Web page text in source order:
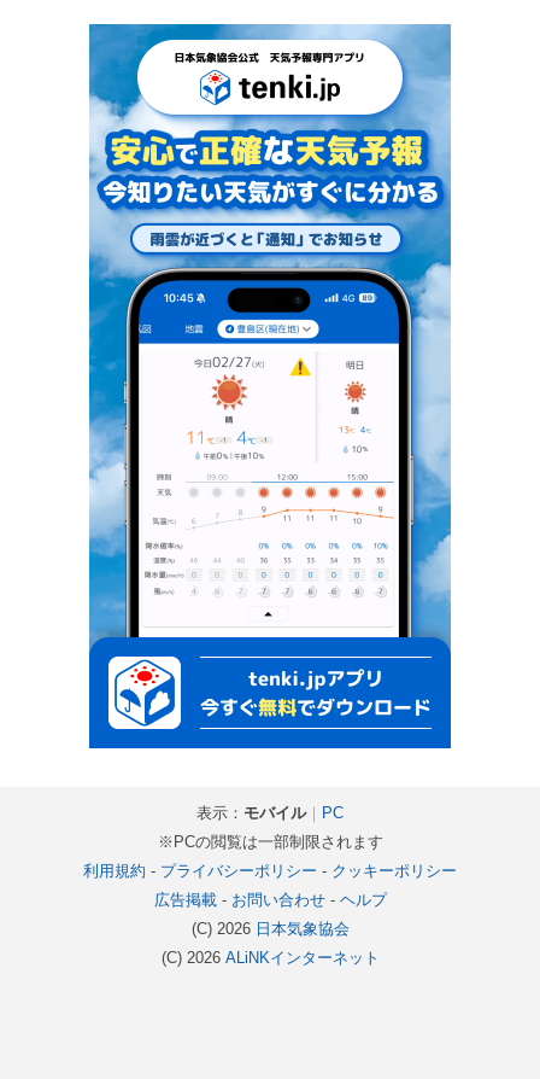
表示： モバイル｜
PC
※PCの閲覧は一部制限されます
利用規約 - プライバシーポリシー - クッキーポリシー
広告掲載- お問い合わせ- ヘルプ
(C) 2026 日本気象協会
(C) 2026 ALiNKインターネット